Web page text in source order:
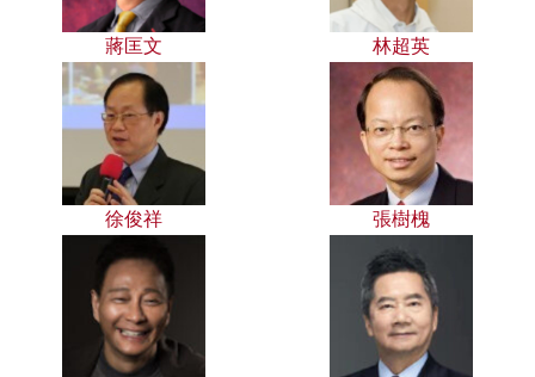
蔣匡文 林超英
徐俊祥 張樹槐